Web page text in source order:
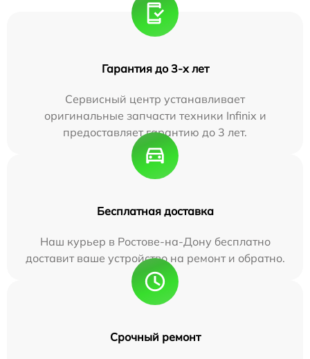
Гарантия до 3-х лет
Сервисный центр устанавливает
оригинальные запчасти техники Infinix и
предоставляет гарантию до 3 лет.
Бесплатная доставка
Наш курьер в Ростове-на-Дону бесплатно
доставит ваше устройство на ремонт и обратно.
Срочный ремонт